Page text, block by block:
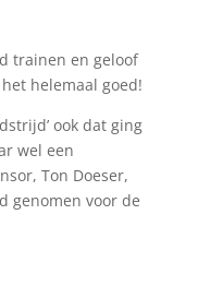
trainen en geloof
helemaal goed!
ook dat ging
wel een
Ton Doeser,
genomen voor de